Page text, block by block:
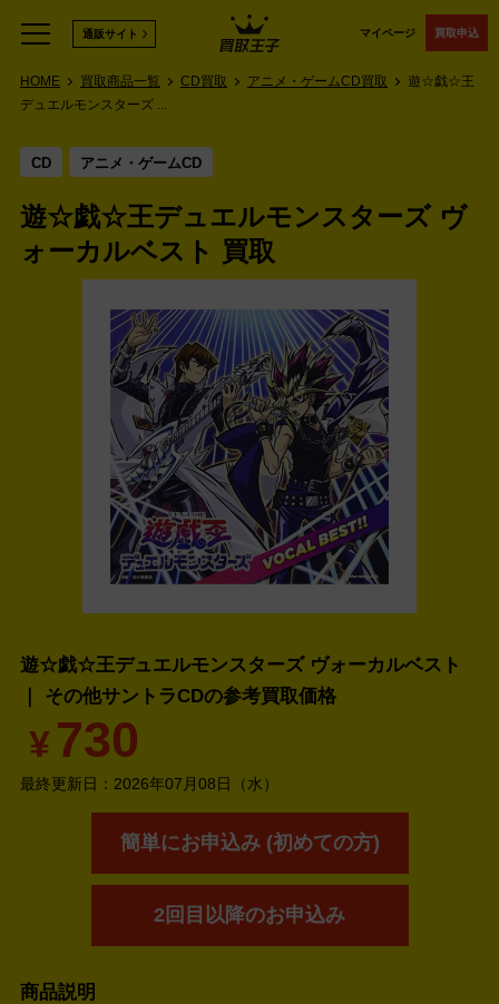
マイページ 買取申込
通販サイト
HOME 買取商品一覧 CD買取 アニメ・ゲームCD買取
遊☆戯☆王
デュエルモンスターズ ...
CD アニメ・ゲームCD
遊☆戯☆王デュエルモンスターズ ヴ
ォーカルベスト 買取
遊☆戯☆王デュエルモンスターズ ヴォーカルベスト
｜ その他サントラCDの参考買取価格
¥730
最終更新日： 2026年07月08日（水）
簡単にお申込み (初めての方)
2回目以降のお申込み
商品説明